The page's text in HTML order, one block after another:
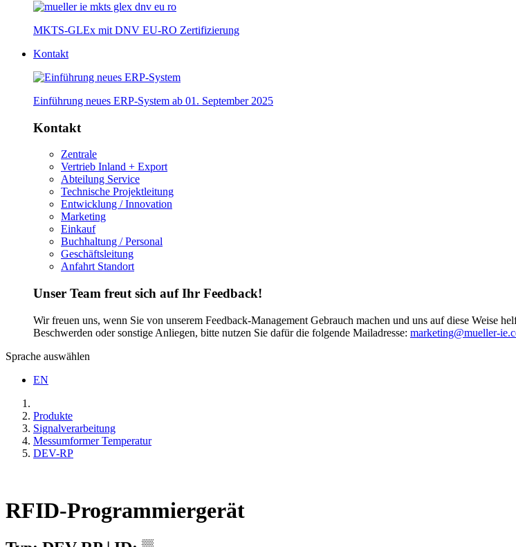
MKTS-GLEx mit DNV EU-RO Zertifizierung
Kontakt
Einführung neues ERP-System ab 01. September 2025
Kontakt
Zentrale
Vertrieb Inland + Export
Abteilung Service
Technische Projektleitung
Entwicklung / Innovation
Marketing
Einkauf
Buchhaltung / Personal
Geschäftsleitung
Anfahrt Standort
Unser Team freut sich auf Ihr Feedback!
Wir freuen uns, wenn Sie von unserem Feedback-Management Gebrauch machen und uns auf diese Weise
Beschwerden oder sonstige Anliegen, bitte nutzen Sie dafür die folgende Mailadresse: marketing@mueller-
Sprache auswählen
EN
Produkte
Signalverarbeitung
Messumformer Temperatur
DEV-RP
RFID-Programmiergerät